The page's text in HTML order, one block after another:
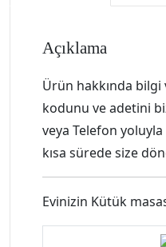
Açıklama
Ürün hakkında
kodunu ve adetini
veya Telefon
kısa sürede size
Evinizin Kütük